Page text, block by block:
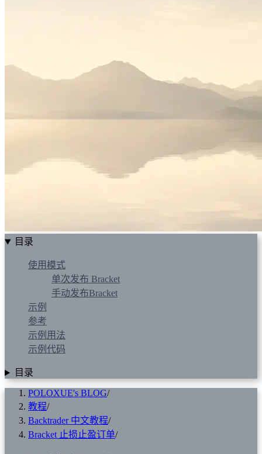
目录
使用模式
单次发布 Bracket
手动发布Bracket
示例
参考
示例用法
示例代码
目录
POLOXUE's BLOG/
教程/
Backtrader 中文教程/
Bracket 止损止盈订单/